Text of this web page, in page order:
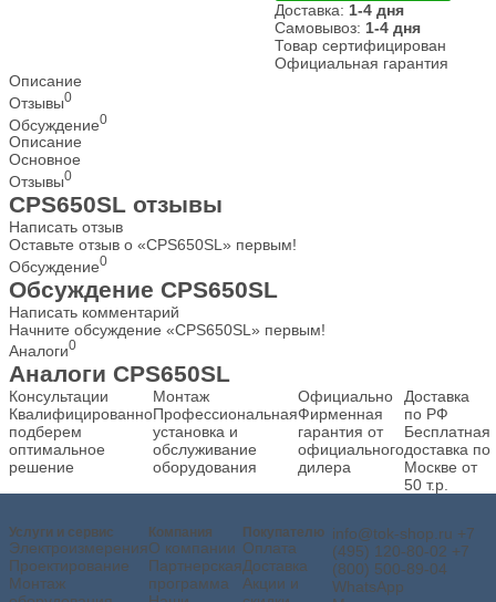
Доставка: 1-4 дня
Самовывоз: 1-4 дня
Товар сертифицирован
Официальная гарантия
Описание
Отзывы0
Обсуждение0
Описание
Основное
Отзывы0
CPS650SL отзывы
Написать отзыв
Оставьте отзыв о «CPS650SL» первым!
Обсуждение0
Обсуждение CPS650SL
Написать комментарий
Начните обсуждение «CPS650SL» первым!
Аналоги0
Аналоги CPS650SL
Консультации
Квалифицированно
подберем
оптимальное
решение
Монтаж
Профессиональная
установка и
обслуживание
оборудования
Официально
Фирменная
гарантия от
официального
дилера
Доставка
по РФ
Бесплатная
доставка по
Москве от
50 т.р.
Услуги и сервис
Электроизмерения
Проектирование
Монтаж
Компания
О компании
Партнерская
программа
Покупателю
Оплата
Доставка
Акции и
info@tok-shop.ru +7
(495) 120-80-02 +7
(800) 500-89-04
WhatsApp